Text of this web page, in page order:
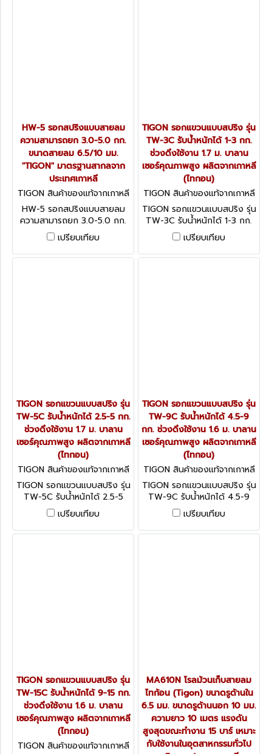
HW-5 รอกสปริงแบบสายลม
ความสามารถยก 3.0-5.0 กก.
ขนาดสายลม 6.5/10 มม.
"TIGON" มาตรฐานสากลจาก
ประเทศเกาหลี
TIGON สินค้าของแท้จากเกาหลี
HW-5
HW-5 รอกสปริงแบบสายลม
ความสามารถยก 3.0-5.0 กก.
ขนาดสายลม 6.5/10 มม.
"TIGON" มาตรฐานสากลจาก
ประเทศเกาหลี
เปรียบเทียบ
TIGON รอกแขวนแบบสปริง รุ่น
TW-3C รับน้ำหนักได้ 1-3 กก.
ช่วงดึงใช้งาน 1.7 ม. บาลาน
เซอร์คุณภาพสูง ผลิตจากเกาหลี
(ไทกอน)
TIGON สินค้าของแท้จากเกาหลี
TW-3C
TIGON รอกแขวนแบบสปริง รุ่น
TW-3C รับน้ำหนักได้ 1-3 กก.
ช่วงดึงใช้งาน 1.7 ม. บาลาน
เซอร์คุณภาพสูง ผลิตจากเกาหลี
(ไทกอน)
เปรียบเทียบ
TIGON รอกแขวนแบบสปริง รุ่น
TW-5C รับน้ำหนักได้ 2.5-5 กก.
ช่วงดึงใช้งาน 1.7 ม. บาลาน
เซอร์คุณภาพสูง ผลิตจากเกาหลี
(ไทกอน)
TIGON สินค้าของแท้จากเกาหลี
TW-5C
TIGON รอกแขวนแบบสปริง รุ่น
TW-5C รับน้ำหนักได้ 2.5-5
กก. ช่วงดึงใช้งาน 1.7 ม. บา
ลานเซอร์คุณภาพสูง ผลิตจาก
เกาหลี (ไทกอน)
เปรียบเทียบ
TIGON รอกแขวนแบบสปริง รุ่น
TW-9C รับน้ำหนักได้ 4.5-9
กก. ช่วงดึงใช้งาน 1.6 ม. บาลาน
เซอร์คุณภาพสูง ผลิตจากเกาหลี
(ไทกอน)
TIGON สินค้าของแท้จากเกาหลี
TW-9C
TIGON รอกแขวนแบบสปริง รุ่น
TW-9C รับน้ำหนักได้ 4.5-9
กก. ช่วงดึงใช้งาน 1.6 ม. บา
ลานเซอร์คุณภาพสูง ผลิตจาก
เกาหลี (ไทกอน)
เปรียบเทียบ
TIGON รอกแขวนแบบสปริง รุ่น
TW-15C รับน้ำหนักได้ 9-15 กก.
ช่วงดึงใช้งาน 1.6 ม. บาลาน
เซอร์คุณภาพสูง ผลิตจากเกาหลี
(ไทกอน)
TIGON สินค้าของแท้จากเกาหลี
MA610N โรลม้วนเก็บสายลม
ไทก้อน (Tigon) ขนาดรูด้านใน
6.5 มม. ขนาดรูด้านนอก 10 มม.
ความยาว 10 เมตร แรงดัน
สูงสุดขณะทำงาน 15 บาร์ เหมาะ
กับใช้งานในอุตสาหกรรมทั่วไป